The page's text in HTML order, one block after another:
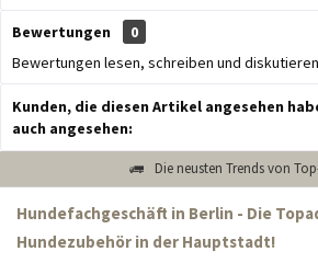
Bewertungen
0
Bewertungen lesen, schreiben und
Kunden, die diesen Artikel angesehen
auch angesehen:
Die neusten Trends von
Hundefachgeschäft in Berlin - Die
Hundezubehör in der Hauptstadt!